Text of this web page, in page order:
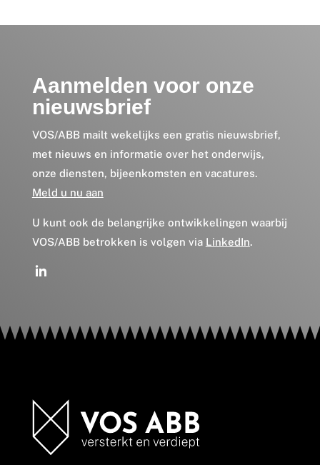
Aanmelden voor onze
nieuwsbrief
VOS/ABB mailt wekelijks een gratis nieuwsbrief,
met nieuws en informatie over het onderwijs,
onze diensten, bijeenkomsten en vacatures.
Meld u nu aan
U kunt ook de belangrijke ontwikkelingen waarbij
VOS/ABB betrokken is volgen via LinkedIn.